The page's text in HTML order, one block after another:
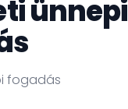
ünnepi
fogadás